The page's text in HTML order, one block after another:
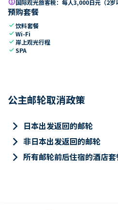
国际观光旅客税：每人3,000日元（2
预购套餐
check饮料套餐
checkWi-Fi
check 岸上观光行程
checkSPA
公主邮轮取消政策
keyboard_arrow_right 日本出发返回的邮轮
keyboard_arrow_right 非日本出发返回的邮轮
keyboard_arrow_right 所有邮轮前后住宿的酒店